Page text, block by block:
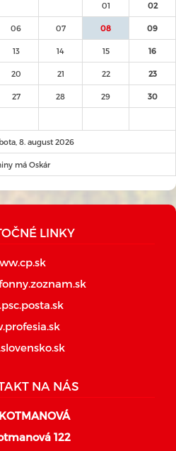
01 02
06 07 08 09
13 14 15 16
20 21 22 23
27 28 29 30
8. august 2026
má Oskár
LINKY
NA NÁS
122